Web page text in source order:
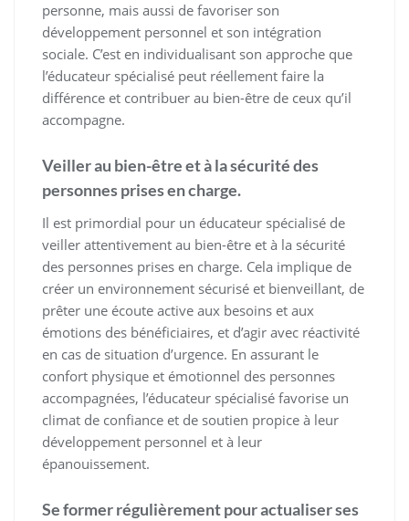
personne, mais aussi de favoriser son
développement personnel et son intégration
sociale. C’est en individualisant son approche que
l’éducateur spécialisé peut réellement faire la
différence et contribuer au bien-être de ceux qu’il
accompagne.
Veiller au bien-être et à la sécurité des
personnes prises en charge.
Il est primordial pour un éducateur spécialisé de
veiller attentivement au bien-être et à la sécurité
des personnes prises en charge. Cela implique de
créer un environnement sécurisé et bienveillant, de
prêter une écoute active aux besoins et aux
émotions des bénéficiaires, et d’agir avec réactivité
en cas de situation d’urgence. En assurant le
confort physique et émotionnel des personnes
accompagnées, l’éducateur spécialisé favorise un
climat de confiance et de soutien propice à leur
développement personnel et à leur
épanouissement.
Se former régulièrement pour actualiser ses